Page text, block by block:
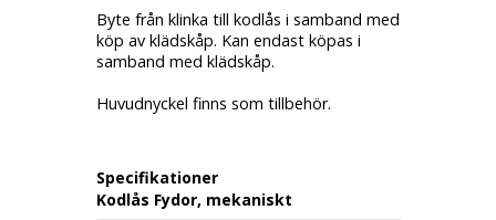
Byte från klinka till kodlås i samband med
köp av klädskåp. Kan endast köpas i
samband med klädskåp.
Huvudnyckel finns som tillbehör.
Specifikationer
Kodlås Fydor, mekaniskt